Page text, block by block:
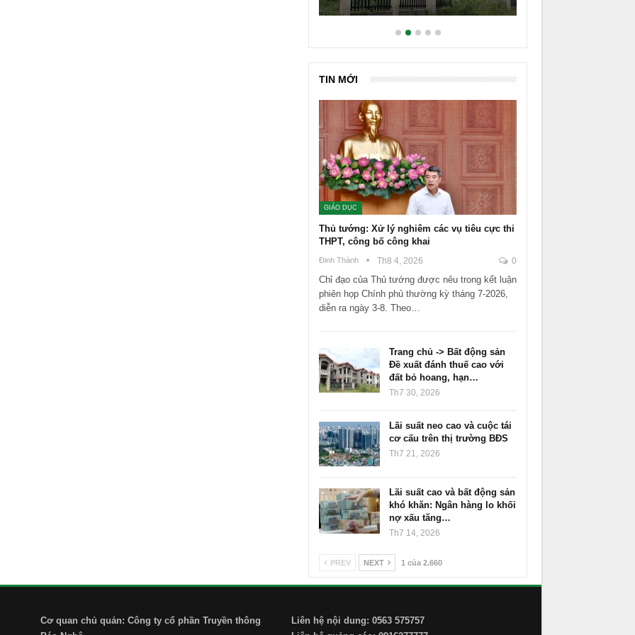
TIN MỚI
GIÁO DỤC
Thủ tướng: Xử lý nghiêm các vụ tiêu cực thi
THPT, công bố công khai
Đinh Thành Th8 4, 2026 0
Chỉ đạo của Thủ tướng được nêu trong kết luận
phiên họp Chính phủ thường kỳ tháng 7-2026,
diễn ra ngày 3-8. Theo…
Trang chủ -> Bất động sản
Đề xuất đánh thuế cao với
đất bỏ hoang, hạn…
Th7 30, 2026
Lãi suất neo cao và cuộc tái
cơ cấu trên thị trường BĐS
Th7 21, 2026
Lãi suất cao và bất động sản
khó khăn: Ngân hàng lo khối
nợ xấu tăng…
Th7 14, 2026
PREV NEXT 1 của 2.660
Cơ quan chủ quản: Công ty cổ phần Truyền thông
Liên hệ nội dung: 0563 575757